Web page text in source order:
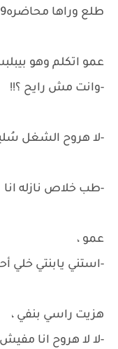
طلع وراها محاضره9 وهي متعرفش
عمو اتكلم وهو
-وانت مش رايح ؟!!
-لا هروح الشغل
-طب خلاص نازله انا
عمو ،
-استني يابنتي خلي
هزيت راسي بنفي ،
-لا لا هروح انا